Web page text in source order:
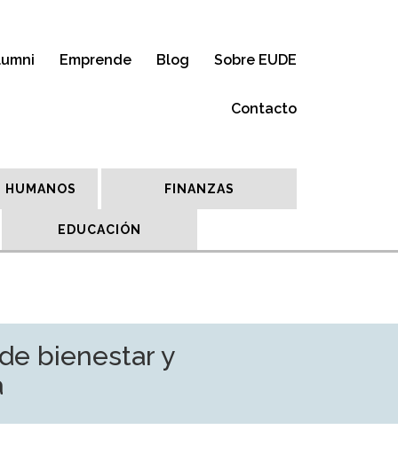
Emprende Blog Sobre EUDE
Contacto
HUMANOS FINANZAS
EDUCACIÓN
bienestar y